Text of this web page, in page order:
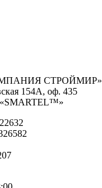
СТРОЙМИР»
154А, оф. 435
«SMARTEL™»